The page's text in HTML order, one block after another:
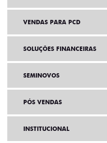
VENDAS PARA PCD
SOLUÇÕES FINANCEIRAS
SEMINOVOS
PÓS VENDAS
INSTITUCIONAL